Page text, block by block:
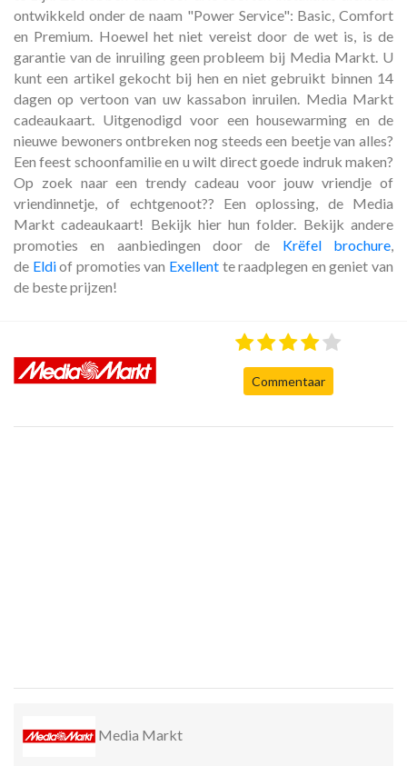
Commentaar
Media Markt
ontwikkeld onder de naam "Power Service": Basic, Comfort
en Premium. Hoewel het niet vereist door de wet is, is de
garantie van de inruiling geen probleem bij Media Markt. U
kunt een artikel gekocht bij hen en niet gebruikt binnen 14
dagen op vertoon van uw kassabon inruilen. Media Markt
cadeaukaart. Uitgenodigd voor een housewarming en de
nieuwe bewoners ontbreken nog steeds een beetje van alles?
Een feest schoonfamilie en u wilt direct goede indruk maken?
Op zoek naar een trendy cadeau voor jouw vriendje of
vriendinnetje, of echtgenoot?? Een oplossing, de Media
Markt cadeaukaart! Bekijk hier hun folder. Bekijk andere
promoties en aanbiedingen door de Krëfel brochure,
de Eldiof promoties van Exellent te raadplegen en geniet van
de beste prijzen!